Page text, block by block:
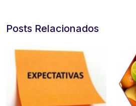
Posts Relacionados